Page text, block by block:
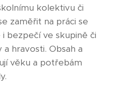
kolektivu či
zaměřit na práci se
bezpečí ve skupině či
hravosti. Obsah a
věku a potřebám